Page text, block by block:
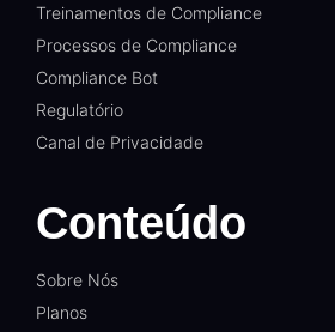
Treinamentos de Compliance
Processos de Compliance
Compliance Bot
Regulatório
Canal de Privacidade
Conteúdo
Sobre Nós
Planos